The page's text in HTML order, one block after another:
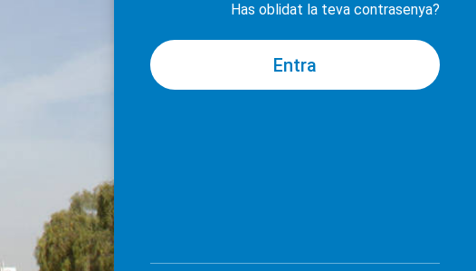
Has oblidat la teva contrasenya?